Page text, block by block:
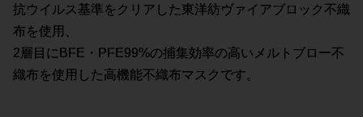
抗ウイルス基準をクリアした東洋紡ヴァイアブロック不織
布を使用、
2層目にBFE・PFE99%の捕集効率の高いメルトブロー不
織布を使用した高機能不織布マスクです。